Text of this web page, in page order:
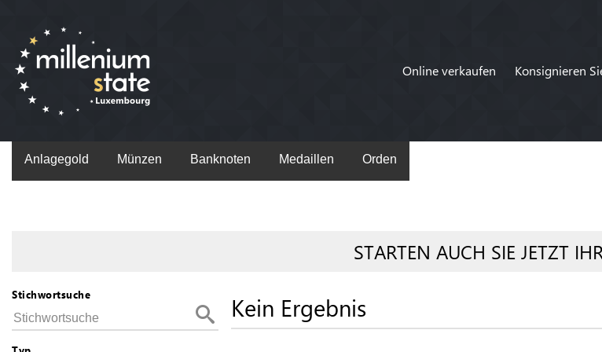
Online verkaufen Konsignieren
Anlagegold Münzen Banknoten Medaillen Orden
STARTEN AUCH SIE JETZT
Stichwortsuche Kein Ergebnis